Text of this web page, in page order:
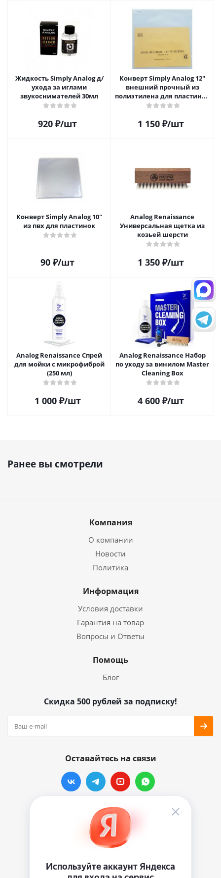
Жидкость Simply Analog д/
ухода за иглами
звукоснимателей 30мл
920 ₽/шт
Конверт Simply Analog 12"
внешний прочный из
полиэтилена для пластинок
(25шт)
1 150₽/шт
Конверт Simply Analog 10"
из пвх для пластинок
90 ₽/шт
Analog Renaissance
Универсальная щетка из
козьей шерсти
1 350₽/шт
Analog Renaissance Спрей
для мойки с микрофиброй
(250 мл)
1 000₽/шт
Analog Renaissance Набор
по уходу за винилом Master
Cleaning Box
4 600₽/шт
Ранее вы смотрели
Компания
О компании
Новости
Политика
Информация
Условия доставки
Гарантия на товар
Вопросы и Ответы
Помощь
Блог
Скидка 500 рублей за подписку!
Оставайтесь на связи
Наши контакты
info@vinylmarkt.ru